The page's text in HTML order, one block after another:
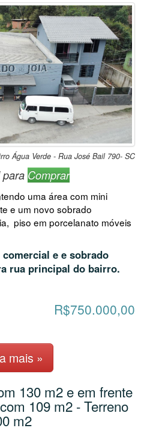
Água Verde - Rua José Bail 790- SC
para Comprar
uma área com mini
e um novo sobrado
piso em porcelanato móveis
e e sobrado
rua principal do bairro.
R$750.000,00
mais »
130 m2 e em frente
109 m2 - Terreno
m2